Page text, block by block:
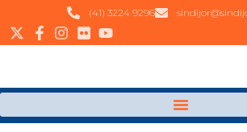
(41) 3224 9296